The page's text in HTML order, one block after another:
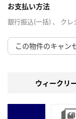
お支払い方法
銀行振込(一括) 、 ク
この物件のキャン
ウィークリ